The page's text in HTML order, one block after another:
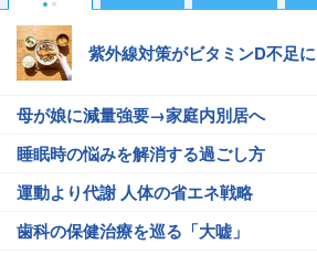
紫外線対策がビタミンD不足に
母が娘に減量強要→家庭内別居へ
睡眠時の悩みを解消する過ごし方
運動より代謝 人体の省エネ戦略
歯科の保健治療を巡る「大嘘」